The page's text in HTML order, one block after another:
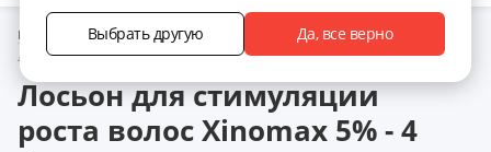
Выбрать другую Да, все верно
Главная Каталог товаров Xinomax для роста волос
Xinomax 5%
Лосьон для стимуляции роста волос Xinomаx 5% - 4 флакона
Лосьон для стимуляции
роста волос Xinomаx 5% - 4